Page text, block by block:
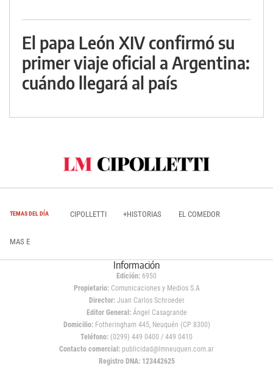
El papa León XIV confirmó su
primer viaje oficial a Argentina:
cuándo llegará al país
TEMAS DEL DÍA CIPOLLETTI +HISTORIAS EL COMEDOR
MAS E
Información
Edición: 6950
Propietario:Comunicaciones y Medios S.A
Director: Juan Carlos Schroeder
Editor General:Ángel Casagrande
Domicilio:Fotheringham 445, Neuquén (CP 8300)
Teléfono: (0299) 449 0400 / 449 0410
Contacto comercial: publicidad@lmneuquen.com.ar
Registro DNA: 123442625